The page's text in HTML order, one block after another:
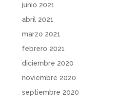
junio 2021
abril 2021
marzo 2021
febrero 2021
diciembre 2020
noviembre 2020
septiembre 2020